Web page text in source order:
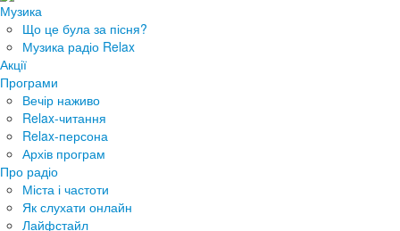
Музика
Що це була за пісня?
Музика радіо Relax
Акції
Програми
Вечір наживо
Relax-читання
Relax-персона
Архів програм
Про радіо
Міста і частоти
Як слухати онлайн
Лайфстайл